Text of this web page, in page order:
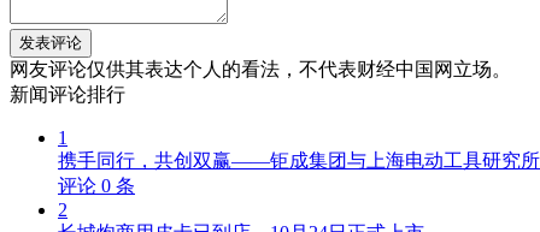
发表评论
网友评论仅供其表达个人的看法，不代表财经中国网立场。
新闻评论排行
1
携手同行，共创双赢——钜成集团与上海电动工具研究
评论 0 条
2